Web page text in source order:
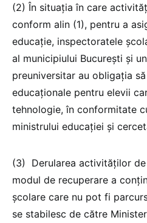
(2) În situația în care
conform alin (1), pentru a
educație, inspectoratele
al municipiului București și
preuniversitar au obligația
educaționale pentru elevii
tehnologie, în conformitate
ministrului educației și
(3) Derularea activităţilor
modul de recuperare a
școlare care nu pot fi
se stabilesc de către